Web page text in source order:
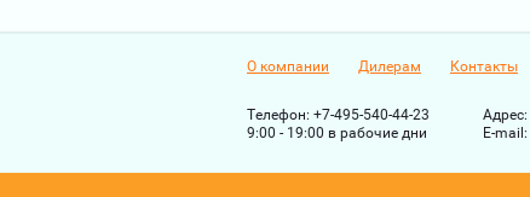
О компании Дилерам Контакты
Телефон: +7-495-540-44-23
9:00 - 19:00 в рабочие дни
Адрес:
Е-mail: